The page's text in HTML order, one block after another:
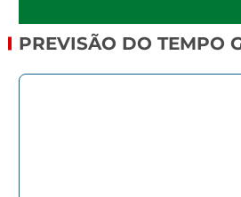
PREVISÃO DO TEMPO